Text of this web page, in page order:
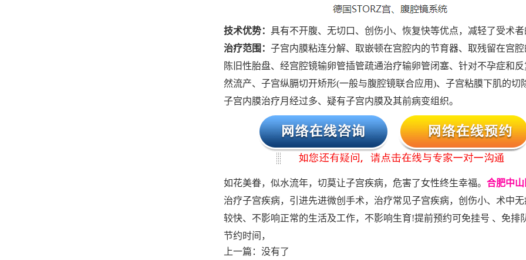
技术优势：具有不开腹、无切口、创伤小、恢复快等优点，减轻了受术者
治疗范围：子宫内膜粘连分解、取嵌顿在宫腔内的节育器、取残留在宫腔
陈旧性胎盘、经宫腔镜输卵管插管疏通治疗输卵管闭塞、针对不孕症和反
然流产、子宫纵膈切开矫形(一般与腹腔镜联合应用)、子宫粘膜下肌的切
子宫内膜治疗月经过多、疑有子宫内膜及其前病变组织。
如花美眷，似水流年，切莫让子宫疾病，危害了女性终生幸福。合肥中
治疗子宫疾病，引进先进微创手术，治疗常见子宫疾病，创伤小、术中
较快、不影响正常的生活及工作，不影响生育!提前预约可免挂号 、免排
节约时间，
上一篇：没有了